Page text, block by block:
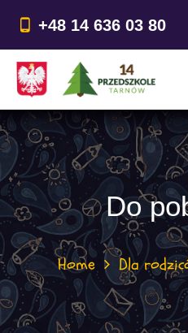
treści
+48 14 636 03 80
Do
Home Dla